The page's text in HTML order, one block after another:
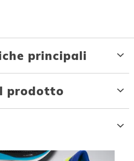
principali
prodotto
Use the previous and next buttons